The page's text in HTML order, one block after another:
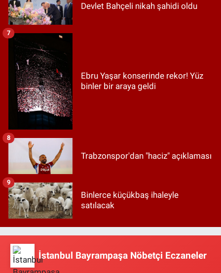
Devlet Bahçeli nikah şahidi oldu
Ebru Yaşar konserinde rekor! Yüz
binler bir araya geldi
7
Trabzonspor'dan "haciz" açıklaması
8
Binlerce küçükbaş ihaleyle
satılacak
9
İstanbul Bayrampaşa Nöbetçi Eczaneler